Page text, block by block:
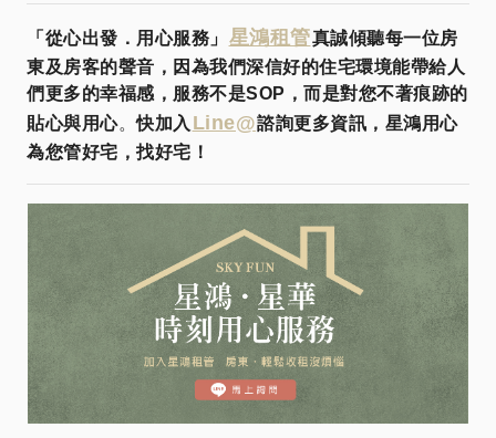
「從心出發．用心服務」 星鴻租管真誠傾聽每一位房
東及房客的聲音，因為我們深信好的住宅環境能帶給人
們更多的幸福感，服務不是SOP，而是對您不著痕跡的
貼心與用心。快加入 Line@諮詢更多資訊，星鴻用心
為您管好宅，找好宅！